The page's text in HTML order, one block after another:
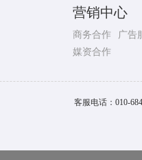
营销中心
商务合作
广告
媒资合作
客服电话： 010-